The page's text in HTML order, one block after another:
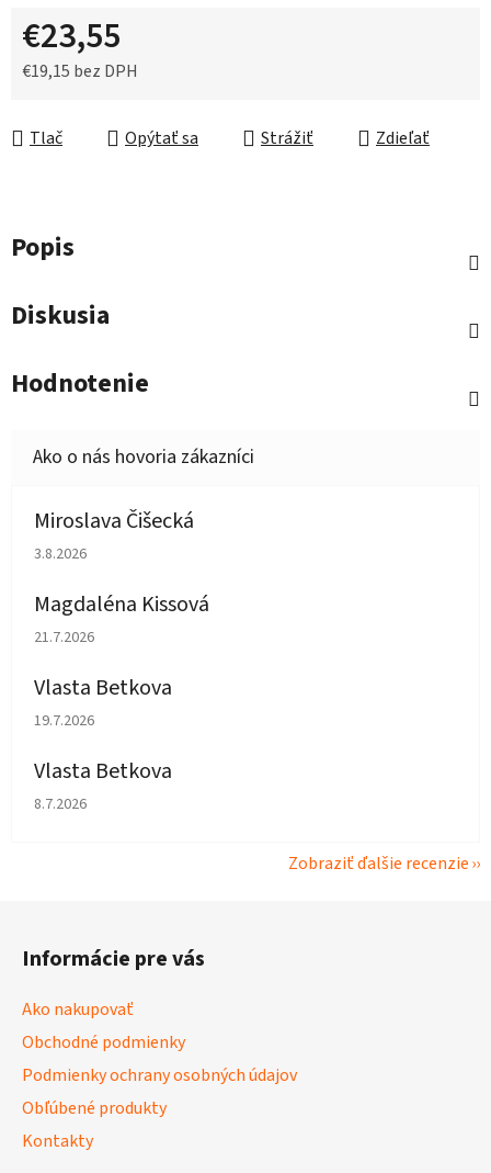
€23,55
€19,15 bez DPH
Tlač
Opýtať sa Strážiť Zdieľať
Popis
Diskusia
Hodnotenie
Miroslava Čišecká
Hodnotenie obchodu je 1 z 5 hviezdičiek.
3.8.2026
Magdaléna Kissová
Hodnotenie obchodu je 5 z 5 hviezdičiek.
21.7.2026
Vlasta Betkova
Hodnotenie obchodu je 5 z 5 hviezdičiek.
19.7.2026
Vlasta Betkova
Hodnotenie obchodu je 4 z 5 hviezdičiek.
8.7.2026
Zobraziť ďalšie recenzie
Informácie pre vás
Ako nakupovať
Obchodné podmienky
Podmienky ochrany osobných údajov
Obľúbené produkty
Kontakty